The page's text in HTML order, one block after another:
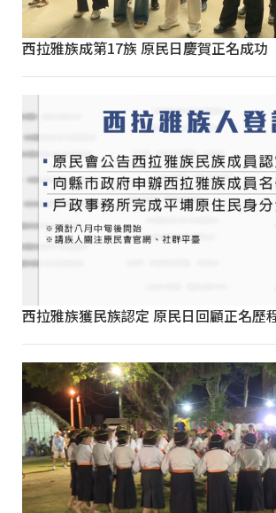
西拉雅族成第17族 原民日慶賀正名成功
西拉雅族獲民族認定 原民日回顧正名歷